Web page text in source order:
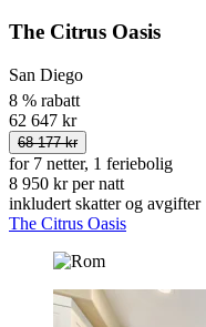
The Citrus Oasis
San Diego
8 % rabatt
62 647 kr
68 177 kr
for 7 netter, 1 feriebolig
8 950 kr per natt
inkludert skatter og avgifter
The Citrus Oasis